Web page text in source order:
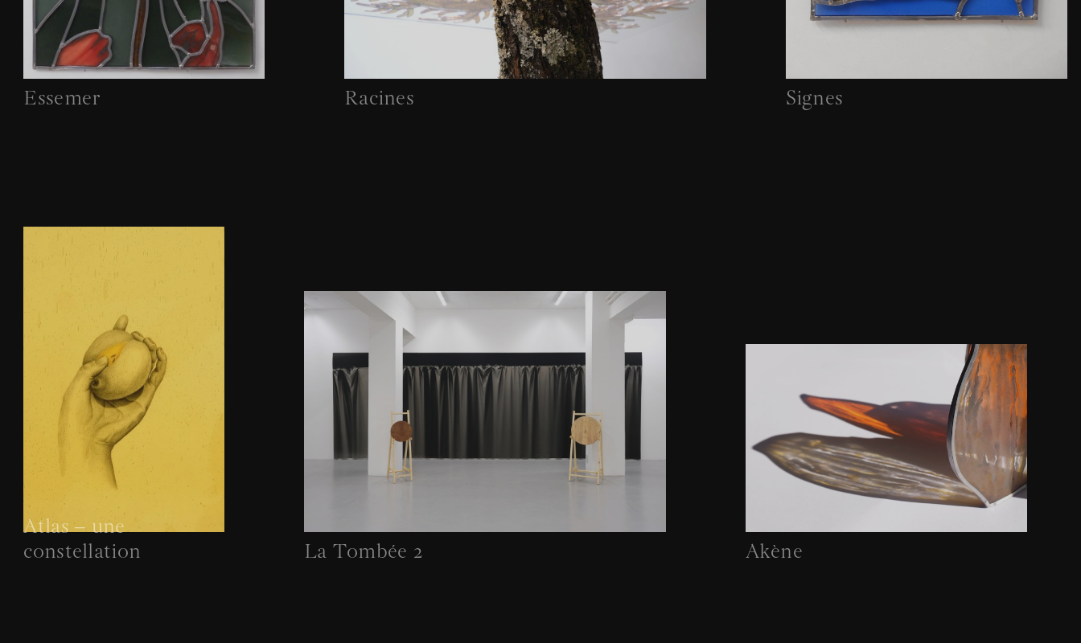
Essemer Racines Signes
Atlas – une
constellation
La Tombée 2 Akène